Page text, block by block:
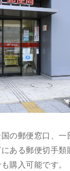
の郵便窓口、一
ある郵便切手類
購入可能です。